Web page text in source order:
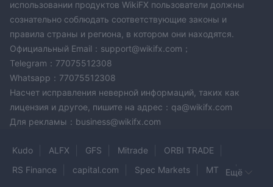
использовании продуктов WikiFX пользователи должны
сознательно соблюдать соответствующие законы и
правила страны и региона, в котором они находятся.
Официальный Email：support@wikifx.com；
Telegram：77075512308
Whatsapp：77075512308
Насчет исправления неверной информаций, таких как
лицензия и другое, пишите на адрес：qa@wikifx.com
Для рекламы：business@wikifx.com
Kudo ALFX GFS Mitrade
ORBI TRADE
RS Finance
capital.com Spec Markets
MTFXЕщё